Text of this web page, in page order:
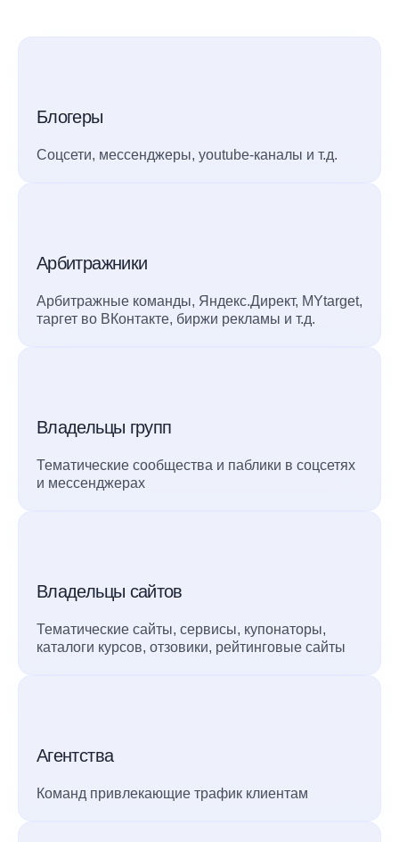
Блогеры
Соцсети, мессенджеры, youtube-каналы и т.д.
Арбитражники
Арбитражные команды, Яндекс.Директ, MYtarget,
таргет во ВКонтакте, биржи рекламы и т.д.
Владельцы групп
Тематические сообщества и паблики в соцсетях
и мессенджерах
Владельцы сайтов
Тематические сайты, сервисы, купонаторы,
каталоги курсов, отзовики, рейтинговые сайты
Агентства
Команд привлекающие трафик клиентам